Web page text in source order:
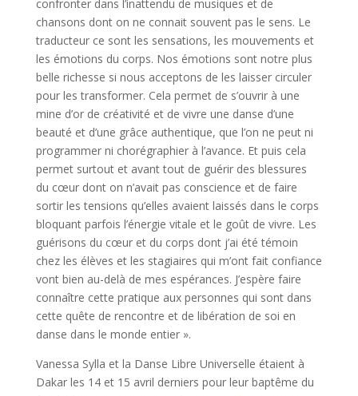
confronter dans l’inattendu de musiques et de
chansons dont on ne connait souvent pas le sens. Le
traducteur ce sont les sensations, les mouvements et
les émotions du corps. Nos émotions sont notre plus
belle richesse si nous acceptons de les laisser circuler
pour les transformer. Cela permet de s’ouvrir à une
mine d’or de créativité et de vivre une danse d’une
beauté et d’une grâce authentique, que l’on ne peut ni
programmer ni chorégraphier à l’avance. Et puis cela
permet surtout et avant tout de guérir des blessures
du cœur dont on n’avait pas conscience et de faire
sortir les tensions qu’elles avaient laissés dans le corps
bloquant parfois l’énergie vitale et le goût de vivre. Les
guérisons du cœur et du corps dont j’ai été témoin
chez les élèves et les stagiaires qui m’ont fait confiance
vont bien au-delà de mes espérances. J’espère faire
connaître cette pratique aux personnes qui sont dans
cette quête de rencontre et de libération de soi en
danse dans le monde entier ».
Vanessa Sylla et la Danse Libre Universelle étaient à
Dakar les 14 et 15 avril derniers pour leur baptême du